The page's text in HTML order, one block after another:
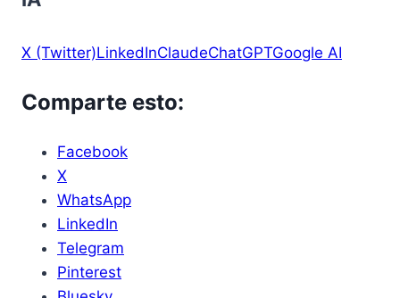
X (Twitter)LinkedInClaudeChatGPTGoogle AI
Comparte esto:
Facebook
X
WhatsApp
LinkedIn
Telegram
Pinterest